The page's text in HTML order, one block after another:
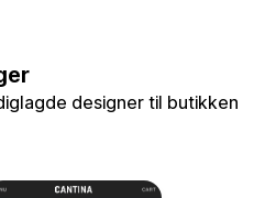
designer til butikken